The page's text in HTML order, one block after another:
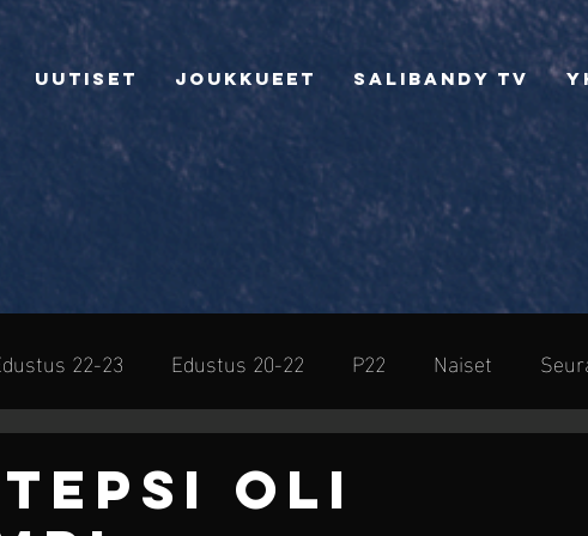
Uutiset Joukkueet Salibandy TV
22-23 Edustus 20-22 P22 Naiset
OLI